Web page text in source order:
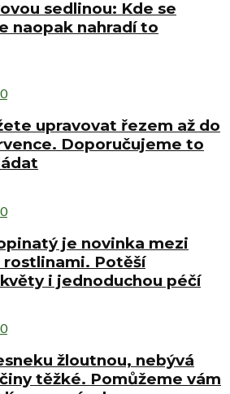
sedlinou: Kde se
naopak nahradí to
0
upravovat řezem až do
Doporučujeme to
0
je novinka mezi
rostlinami. Potěší
i jednoduchou péčí
0
žloutnou, nebývá
těžké. Pomůžeme vám